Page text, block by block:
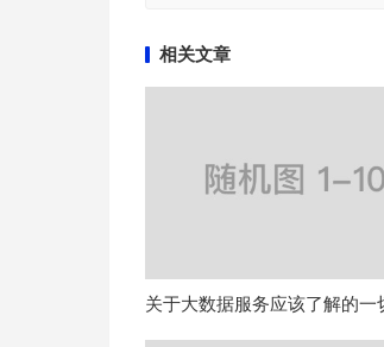
相关文章
关于大数据服务应该了解的一